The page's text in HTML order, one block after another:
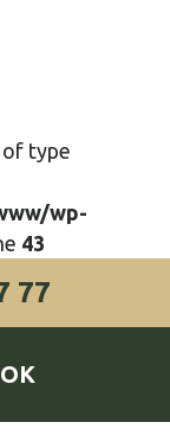
of type
wp-
43
77